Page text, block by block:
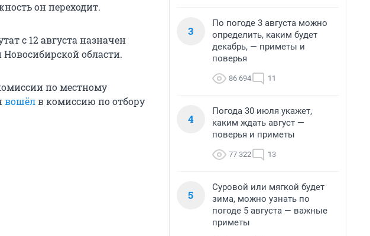
он переходит.
с 12 августа назначен
области.
по местному
вошёлв комиссию по отбору
3
По погоде 3 августа можно
определить, каким будет
декабрь, — приметы и
поверья
86 694 11
4
Погода 30 июля укажет,
каким ждать август —
поверья и приметы
77 322 13
5
Суровой или мягкой будет
зима, можно узнать по
погоде 5 августа — важные
приметы